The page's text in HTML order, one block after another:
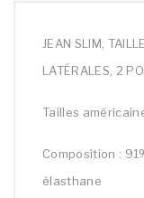
JEAN SLIM,
LATÉRALES, 2
Tailles
Composition :
élasthane